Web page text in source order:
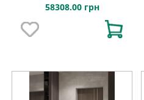
58308.00 грн